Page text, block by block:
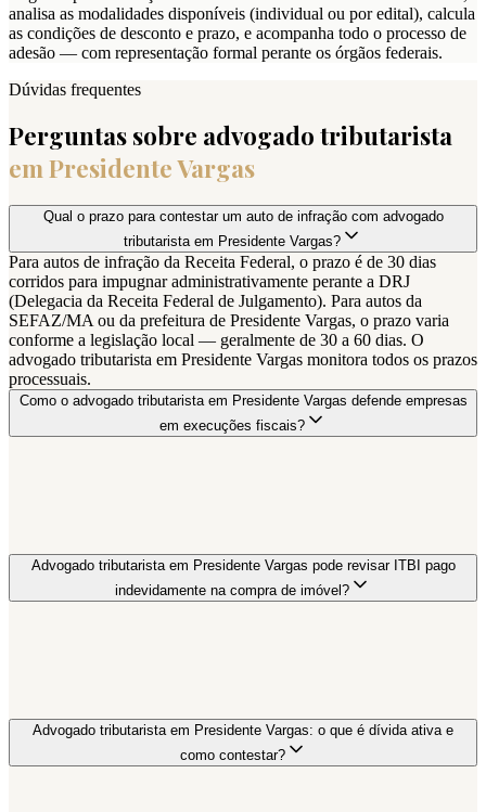
analisa as modalidades disponíveis (individual ou por edital), calcula
as condições de desconto e prazo, e acompanha todo o processo de
adesão — com representação formal perante os órgãos federais.
Dúvidas frequentes
Perguntas sobre advogado tributarista
emPresidente Vargas
Qual o prazo para contestar um auto de infração com advogado
tributarista em Presidente Vargas?
Para autos de infração da Receita Federal, o prazo é de 30 dias
corridos para impugnar administrativamente perante a DRJ
(Delegacia da Receita Federal de Julgamento). Para autos da
SEFAZ/MA ou da prefeitura de Presidente Vargas, o prazo varia
conforme a legislação local — geralmente de 30 a 60 dias. O
advogado tributarista em Presidente Vargas monitora todos os prazos
processuais.
Como o advogado tributarista em Presidente Vargas defende empresas
em execuções fiscais?
Advogado tributarista em Presidente Vargas pode revisar ITBI pago
indevidamente na compra de imóvel?
Advogado tributarista em Presidente Vargas: o que é dívida ativa e
como contestar?